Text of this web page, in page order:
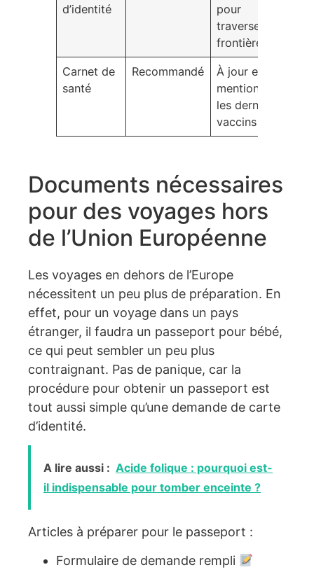
d’identité
pour
traverser les
frontières
Carnet de
santé
Recommandé
À jour et
mentionnant
les derniers
vaccins
Documents nécessaires
pour des voyages hors
de l’Union Européenne
Les voyages en dehors de l’Europe
nécessitent un peu plus de préparation. En
effet, pour un voyage dans un pays
étranger, il faudra un passeport pour bébé,
ce qui peut sembler un peu plus
contraignant. Pas de panique, car la
procédure pour obtenir un passeport est
tout aussi simple qu’une demande de carte
d’identité.
A lire aussi : Acide folique : pourquoi est-
il indispensable pour tomber enceinte ?
Articles à préparer pour le passeport :
Formulaire de demande rempli